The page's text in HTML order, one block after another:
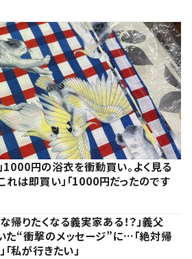
1000円の浴衣を衝動買い。よく見る
れは即買い」「1000円だったのです
帰りたくなる義実家ある！？」義父
た“衝撃のメッセージ”に…「絶対帰
「私が行きたい」